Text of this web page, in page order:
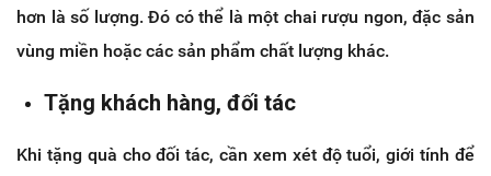
hơn là số lượng. Đó có thể là một chai rượu ngon, đặc sản
vùng miền hoặc các sản phẩm chất lượng khác.
Tặng khách hàng, đối tác
Khi tặng quà cho đối tác, cần xem xét độ tuổi, giới tính để